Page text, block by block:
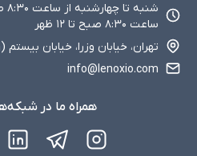
ساعت ۸:۳۰ صبح تا ۱۲ ظهر
تهران، خیابان وزرا، خیابان بیستم
info@lenoxio.com
همراه ما در